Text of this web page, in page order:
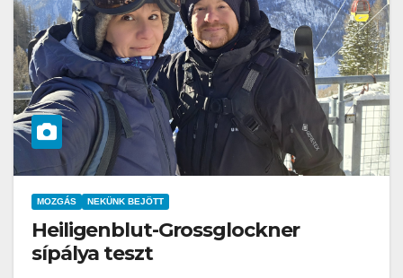
MOZGÁS NEKÜNK BEJÖTT
Heiligenblut-Grossglockner
sípálya teszt